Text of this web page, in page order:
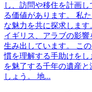
し、訪問や移住を計画
る価値があります。 私
な魅力を共に探求します
イギリス、アラブの影
生み出しています。 こ
慣を理解する手助けを
を魅了する千年の遺産
しょう。 地...